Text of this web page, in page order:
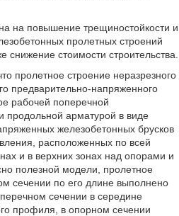
на повышение трещиностойкости и
пролетных строений
снижение стоимости строительства.
пролетное строение неразрезного
предварительно-напряженного
рабочей поперечной
продольной арматурой в виде
железобетонных брусков
расположенных по всей
и в верхних зонах над опорами и
полезной модели, пролетное
сечении по его длине выполнено
сечении в середине
профиля, в опорном сечении